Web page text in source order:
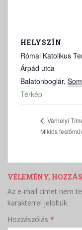
HELYSZÍN
Római Katolikus
Árpád utca
Balatonboglár,
Térkép
Várhelyi
Miklós
VÉLEMÉNY,
Az e-mail címet nem
karakterrel jelöltük
Hozzászólás *